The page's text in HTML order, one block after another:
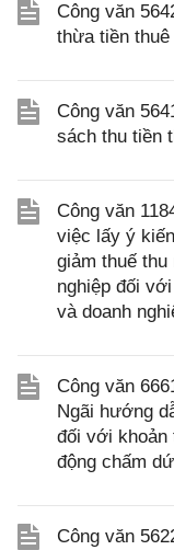
Công văn
thừa tiền thuê
Công văn
sách thu tiền
Công văn
việc lấy ý
giảm thuế thu
nghiệp đối
và doanh
Công văn
Ngãi hướng
đối với khoản
động chấm
Công văn